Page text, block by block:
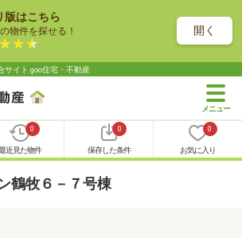
版はこちら
物件を探せる！ 開く
サイト goo住宅・不動産
0
近見た物件
0
保存した条件
0
お気に入り
鶴牧６－７号棟